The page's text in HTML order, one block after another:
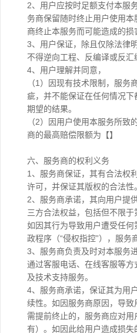
2、用户应按时足额支付本服
务商保留随时终止用户使用
商终止本服务而可能造成的损
3、用户保证，除且仅除法律
不得逆向工程、反编译或反汇
4、用户理解并同意，
（1）因现有技术限制，服务
疵，并不能保证在任何情况
期望的结果。
（2）因用户使用本服务所致
商的最高赔偿限额为【】
六、服务商的权利义务
1、服务商保证，其有合法权
许可，并保证其版权的合法性。
2、服务商承诺，其向用户提
三方合法权益，包括但不限于
如因其行为导致用户遭受任
政程序（“侵权指控”），服务
3、服务商负责及时对本服务
通过客服电话、在线客服等
及技术支持服务。
4、服务商承诺，保证其为用
续性。如因服务商原因，导
需提前终止的，服务商应对
有）。如因此给用户造成损